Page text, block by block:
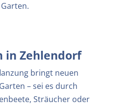
in Zehlendorf
bringt neuen
– sei es durch
Sträucher oder